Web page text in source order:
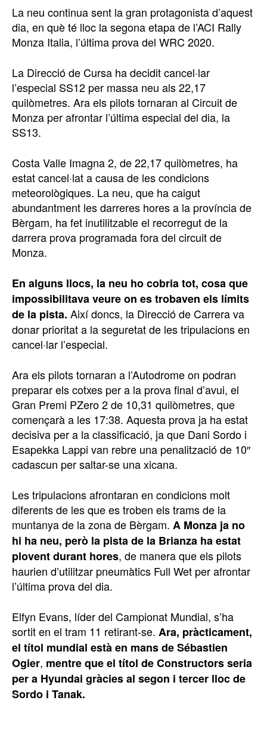
La neu continua sent la gran protagonista d’aquest
dia, en què té lloc la segona etapa de l’ACI Rally
Monza Italia, l’última prova del WRC 2020.
La Direcció de Cursa ha decidit cancel·lar
l’especial SS12 per massa neu als 22,17
quilòmetres. Ara els pilots tornaran al Circuit de
Monza per afrontar l’última especial del dia, la
SS13.
Costa Valle Imagna 2, de 22,17 quilòmetres, ha
estat cancel·lat a causa de les condicions
meteorològiques. La neu, que ha caigut
abundantment les darreres hores a la província de
Bèrgam, ha fet inutilitzable el recorregut de la
darrera prova programada fora del circuit de
Monza.
En alguns llocs, la neu ho cobria tot, cosa que
impossibilitava veure on es trobaven els límits
de la pista. Així doncs, la Direcció de Carrera va
donar prioritat a la seguretat de les tripulacions en
cancel·lar l’especial.
Ara els pilots tornaran a l’Autodrome on podran
preparar els cotxes per a la prova final d’avui, el
Gran Premi PZero 2 de 10,31 quilòmetres, que
començarà a les 17:38. Aquesta prova ja ha estat
decisiva per a la classificació, ja que Dani Sordo i
Esapekka Lappi van rebre una penalització de 10″
cadascun per saltar-se una xicana.
Les tripulacions afrontaran en condicions molt
diferents de les que es troben els trams de la
muntanya de la zona de Bèrgam. A Monza ja no
hi ha neu, però la pista de la Brianza ha estat
plovent durant hores, de manera que els pilots
haurien d’utilitzar pneumàtics Full Wet per afrontar
l’última prova del dia.
Elfyn Evans, líder del Campionat Mundial, s’ha
sortit en el tram 11 retirant-se. Ara, pràcticament,
el títol mundial està en mans de Sébastien
Ogier, mentre que el títol de Constructors seria
per a Hyundai gràcies al segon i tercer lloc de
Sordo i Tanak.